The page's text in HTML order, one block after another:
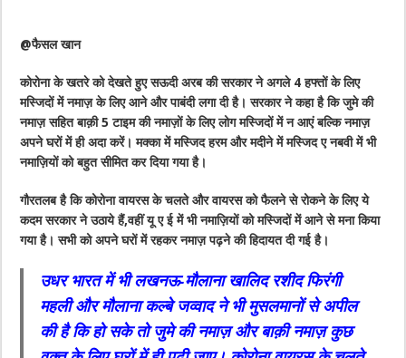
@फैसल खान
कोरोना के खतरे को देखते हुए सऊदी अरब की सरकार ने अगले 4 हफ्तों के लिए
मस्जिदों में नमाज़ के लिए आने और पाबंदी लगा दी है। सरकार ने कहा है कि जुमे की
नमाज़ सहित बाक़ी 5 टाइम की नमाज़ों के लिए लोग मस्जिदों में न आएं बल्कि नमाज़
अपने घरों में ही अदा करें। मक्का में मस्जिद हरम और मदीने में मस्जिद ए नबवी में भी
नमाज़ियों को बहुत सीमित कर दिया गया है।
गौरतलब है कि कोरोना वायरस के चलते और वायरस को फैलने से रोकने के लिए ये
कदम सरकार ने उठाये हैं,वहीं यू ए ई में भी नमाज़ियों को मस्जिदों में आने से मना किया
गया है। सभी को अपने घरों में रहकर नमाज़ पढ़ने की हिदायत दी गई है।
उधर भारत में भी लखनऊ-मौलाना खालिद रशीद फिरंगी
महली और मौलाना कल्बे जव्वाद ने भी मुसलमानों से अपील
की है कि हो सके तो जुमे की नमाज़ और बाक़ी नमाज़ कुछ